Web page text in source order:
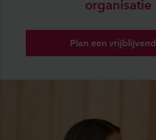
organisatie
Plan een